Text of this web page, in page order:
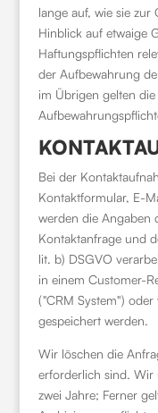
lange auf, wie sie zur
Hinblick auf etwaige
Haftungspflichten
der Aufbewahrung
im Übrigen gelten die
Bei der
Kontaktformular, E-
werden die Angaben
Kontaktanfrage und
lit. b) DSGVO
in einem Customer-
("CRM System")
gespeichert werden.
Wir löschen die
erforderlich sind. Wir
zwei Jahre; Ferner